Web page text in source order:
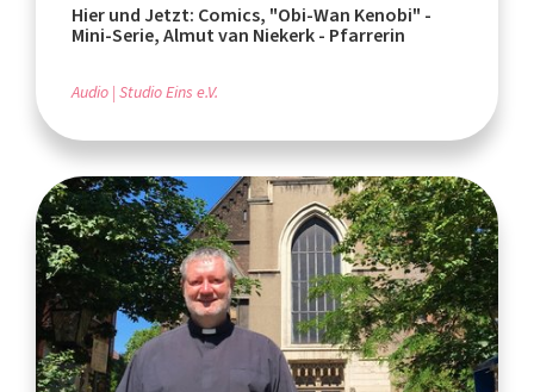
Hier und Jetzt: Comics, "Obi-Wan Kenobi" -
Mini-Serie, Almut van Niekerk - Pfarrerin
Audio Studio Eins e.V.